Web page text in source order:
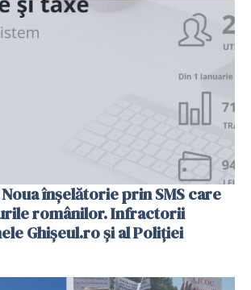
înșelătorie prin SMS care
românilor. Infractorii
Ghișeul.ro și al Poliției